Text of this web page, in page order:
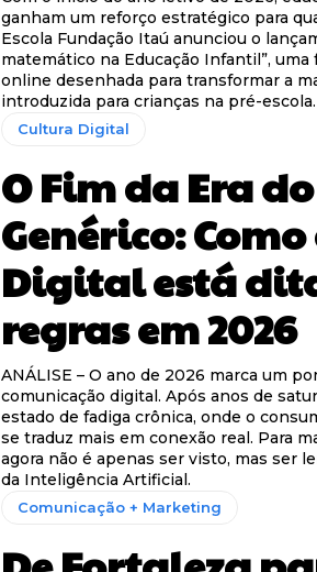
ganham um reforço estratégico para
Escola Fundação Itaú anunciou o
matemático na Educação Infantil”, uma
online desenhada para transformar a
introduzida para crianças na pré-escola.
Cultura Digital
O Fim da Era
Genérico:
Digital está
regras em 2026
ANÁLISE – O ano de 2026 marca um
comunicação digital. Após anos de
estado de fadiga crônica, onde o
se traduz mais em conexão real. Para
agora não é apenas ser visto, mas ser
da Inteligência Artificial.
Comunicação + Marketing